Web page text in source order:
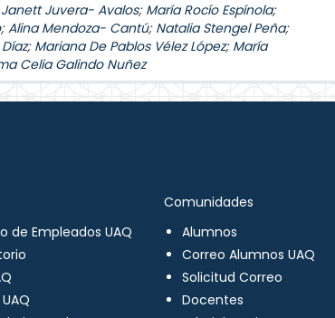
Janett Juvera- Avalos; María Rocío Espínola;
;Alina Mendoza- Cantú; Natalia Stengel Peña;
; Mariana De Pablos Vélez López; María
Celia Galindo Nuñez
de Empleados UAQ
Comunidades
Alumnos
Correo Alumnos UAQ
Solicitud Correo
Docentes